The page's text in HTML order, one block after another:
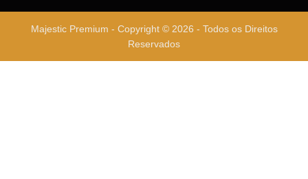
Majestic Premium - Copyright © 2026 - Todos os Direitos
Reservados